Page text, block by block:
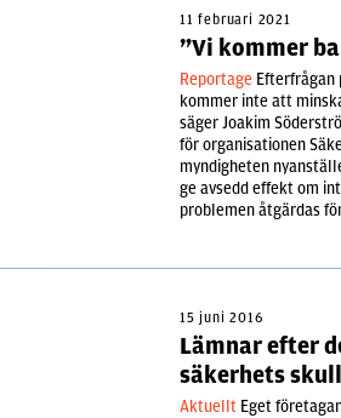
11 februari 2021
”Vi kommer
Reportage Efterfrågan
kommer inte att
säger Joakim
för organisationen
myndigheten
ge avsedd effekt om
problemen åtgärdas
15 juni 2016
Lämnar efter
säkerhets skull
Aktuellt Eget